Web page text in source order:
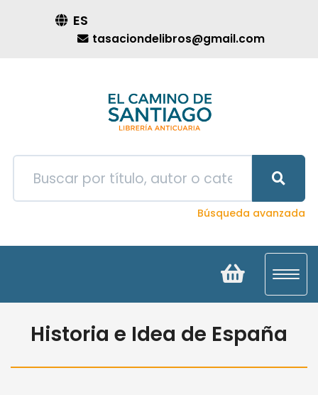
ES
tasaciondelibros@gmail.com
Búsqueda avanzada
Historia e Idea de España